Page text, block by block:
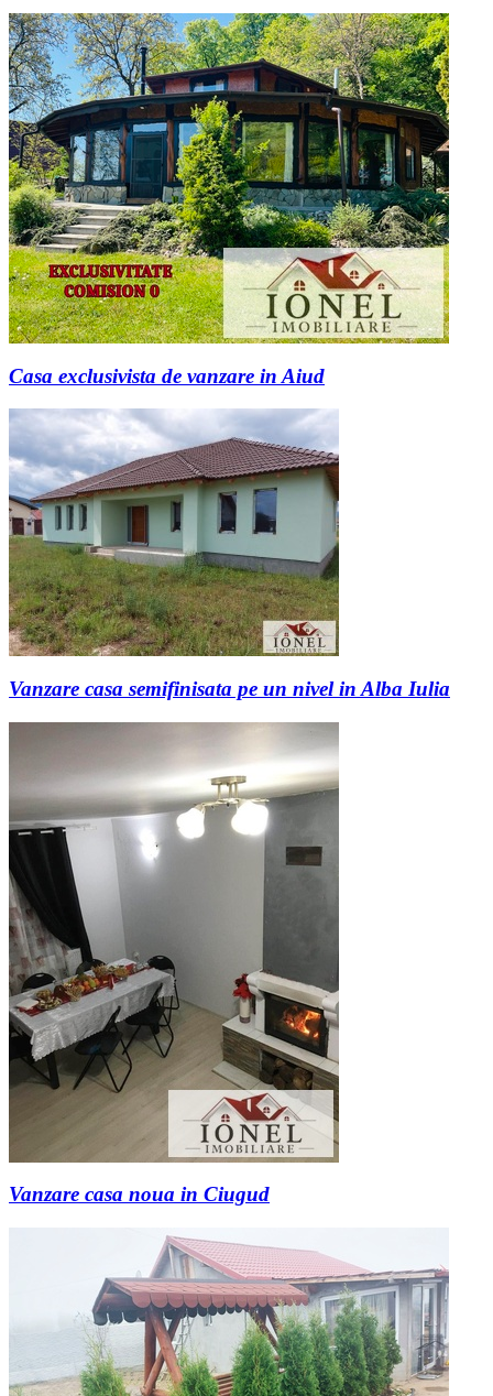
Casa exclusivista de vanzare in Aiud
Vanzare casa semifinisata pe un nivel in Alba Iulia
Vanzare casa noua in Ciugud